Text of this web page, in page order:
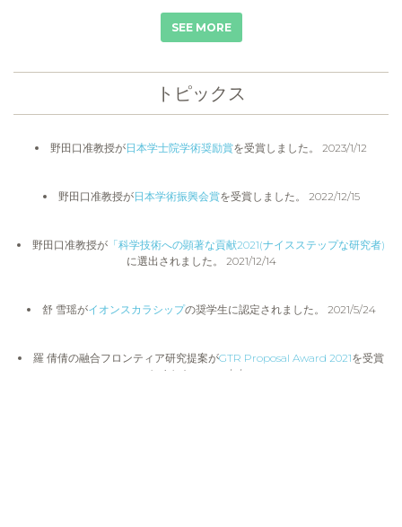
SEE MORE
トピックス
野田口准教授が日本学士院学術奨励賞を受賞しました。 2023/1/12
野田口准教授が日本学術振興会賞を受賞しました。 2022/12/15
野田口准教授が 「科学技術への顕著な貢献2021(ナイスステップな研究者)
に選出されました。 2021/12/14
舒 雪瑶がイオンスカラシップの奨学生に認定されました。 2021/5/24
羅 倩倩の融合フロンティア研究提案がGTR Proposal Award 2021を受賞
しました。 2021/4/20